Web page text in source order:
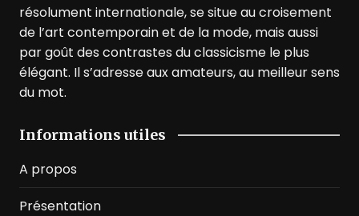
résolument internationale, se situe au croisement
de l’art contemporain et de la mode, mais aussi
par goût des contrastes du classicisme le plus
élégant. Il s’adresse aux amateurs, au meilleur sens
du mot.
Informations utiles
A propos
Présentation